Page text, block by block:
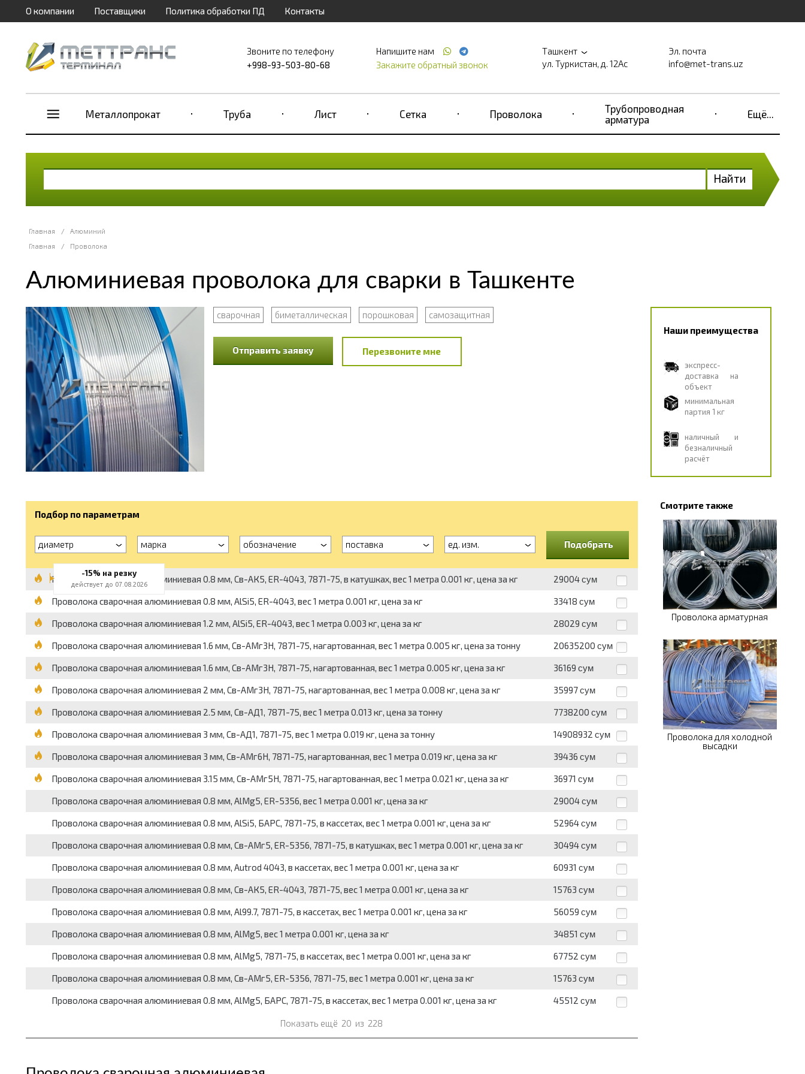
О компании Поставщики Политика обработки ПД Контакты
Звоните по телефону
+998-93-503-80-68
Напишите нам
Закажите обратный звонок
Ташкент
ул. Туркистан, д. 12Ас
Эл. почта
info@met-trans.uz
Металлопрокат Труба Лист Сетка Проволока
Трубопроводная
арматура
Ещё...
Найти
Главная /
Алюминий
Главная
/ Проволока
Алюминиевая проволока для сварки в Ташкенте
сварочная биметаллическая порошковая самозащитная
Отправить заявку Перезвоните мне
Наши преимущества
экспресс-
доставка на
объект
минимальная
партия 1 кг
наличный и
безналичный
расчёт
Подбор по параметрам
диаметр марка обозначение поставка ед. изм. Подобрать
Проволока сварочная алюминиевая 0.8 мм, Св-АК5, ER-4043, 7871-75, в катушках, вес 1 метра 0.001 кг, цена за кг 29004 сум
Проволока сварочная алюминиевая 0.8 мм, AlSi5, ER-4043, вес 1 метра 0.001 кг, цена за кг 33418 сум
Проволока сварочная алюминиевая 1.2 мм, AlSi5, ER-4043, вес 1 метра 0.003 кг, цена за кг 28029 сум
Проволока сварочная алюминиевая 1.6 мм, Св-АМг3Н, 7871-75, нагартованная, вес 1 метра 0.005 кг, цена за тонну 20635200 сум
Проволока сварочная алюминиевая 1.6 мм, Св-АМг3Н, 7871-75, нагартованная, вес 1 метра 0.005 кг, цена за кг 36169 сум
Проволока сварочная алюминиевая 2 мм, Св-АМг3Н, 7871-75, нагартованная, вес 1 метра 0.008 кг, цена за кг 35997 сум
Проволока сварочная алюминиевая 2.5 мм, Св-АД1, 7871-75, вес 1 метра 0.013 кг, цена за тонну 7738200 сум
Проволока сварочная алюминиевая 3 мм, Св-АД1, 7871-75, вес 1 метра 0.019 кг, цена за тонну 14908932 сум
Проволока сварочная алюминиевая 3 мм, Св-АМг6Н, 7871-75, нагартованная, вес 1 метра 0.019 кг, цена за кг 39436 сум
Проволока сварочная алюминиевая 3.15 мм, Св-АМг5Н, 7871-75, нагартованная, вес 1 метра 0.021 кг, цена за кг 36971 сум
Проволока сварочная алюминиевая 0.8 мм, AlMg5, ER-5356, вес 1 метра 0.001 кг, цена за кг 29004 сум
Проволока сварочная алюминиевая 0.8 мм, AlSi5, БАРС, 7871-75, в кассетах, вес 1 метра 0.001 кг, цена за кг 52964 сум
Проволока сварочная алюминиевая 0.8 мм, Св-АМг5, ER-5356, 7871-75, в катушках, вес 1 метра 0.001 кг, цена за кг 30494 сум
Проволока сварочная алюминиевая 0.8 мм, Autrod 4043, в кассетах, вес 1 метра 0.001 кг, цена за кг 60931 сум
Проволока сварочная алюминиевая 0.8 мм, Св-АК5, ER-4043, 7871-75, вес 1 метра 0.001 кг, цена за кг 15763 сум
Проволока сварочная алюминиевая 0.8 мм, Al99.7, 7871-75, в кассетах, вес 1 метра 0.001 кг, цена за кг 56059 сум
Проволока сварочная алюминиевая 0.8 мм, AlMg5, вес 1 метра 0.001 кг, цена за кг 34851 сум
Проволока сварочная алюминиевая 0.8 мм, AlMg5, 7871-75, в кассетах, вес 1 метра 0.001 кг, цена за кг 67752 сум
Проволока сварочная алюминиевая 0.8 мм, Св-АМг5, ER-5356, 7871-75, вес 1 метра 0.001 кг, цена за кг 15763 сум
Проволока сварочная алюминиевая 0.8 мм, AlMg5, БАРС, 7871-75, в кассетах, вес 1 метра 0.001 кг, цена за кг 45512 сум
Показать ещё 20 из 228
Смотрите также
Проволока арматурная
Проволока для холодной
высадки
-15% на резку
действует до 07.08.2026